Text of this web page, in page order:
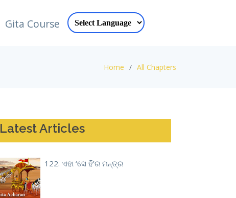
Gita Course
Home All Chapters
Latest Articles
122. ଏହା ‘ସେ ହି’ର ମନ୍ତ୍ର